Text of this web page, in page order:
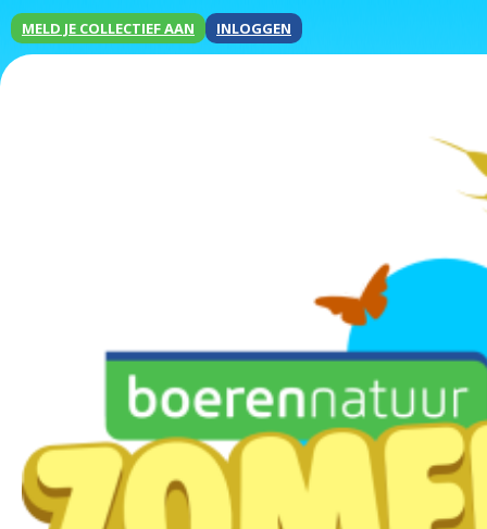
MELD JE COLLECTIEF AAN INLOGGEN